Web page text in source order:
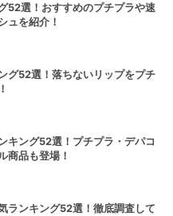
52選！おすすめのプチプラや速
ュを紹介！
グ52選！落ちないリップをプチ
キング52選！プチプラ・デパコ
商品も登場！
ランキング52選！徹底調査して